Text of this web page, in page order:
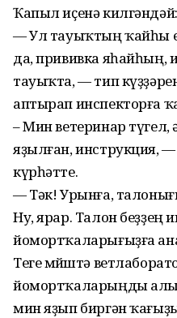
Ҡапыл иҫенә килгәндәй:
— Ул тауыҡтың ҡайһы
да, прививка яһайһың,
тауыҡта, — тип
аптырап инспекторға
– Мин ветеринар
яҙылған, инструкция,
күрһәтте.
— Тәк! Урынға,
Ну, ярар. Талон беҙҙең
йомортҡаларығыҙға
Теге мөйөштә
йомортҡаларыңды
мин яҙып биргән